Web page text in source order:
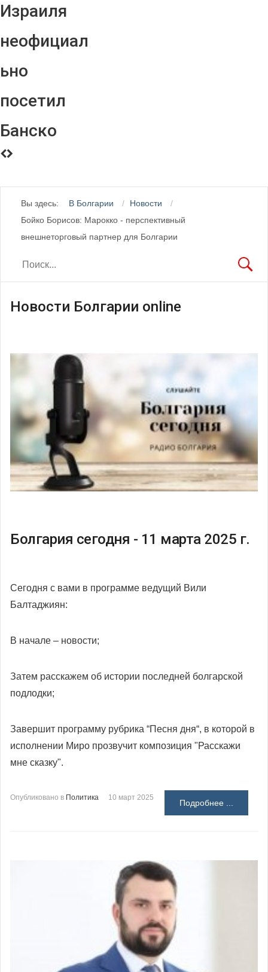
Израиля
неофициал
ьно
посетил
Банско
Вы здесь: В Болгарии
Новости
Бойко Борисов: Марокко - перспективный
внешнеторговый партнер для Болгарии
Новости Болгарии online
Болгария сегодня - 11 марта 2025 г.
Сегодня с вами в программе ведущий Вили
Балтаджиян:
В начале – новости;
Затем расскажем об истории последней болгарской
подлодки;
Завершит программу рубрика “Песня дня“, в которой в
исполнении Миро прозвучит композиция "Расскажи
мне сказку".
Опубликовано в Политика 10 март 2025
Подробнее ...